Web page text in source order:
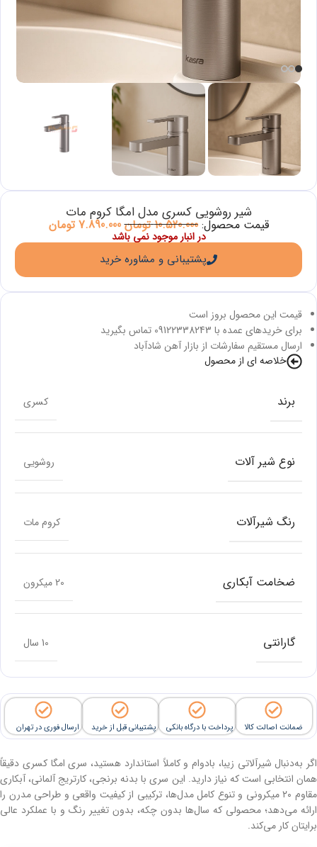
قیمت این محصول بروز است
برای خریدهای عمده با 09122338243 تماس بگیرید
ارسال مستقیم سفارشات از بازار آهن شادآباد
خلاصه ای از محصول
برند کسری
نوع شیر آلات روشویی
رنگ شیرآلات کروم مات
ضخامت آبکاری 20 میکرون
گارانتی 10 سال
شیر روشویی کسری مدل امگا کروم مات
قیمت محصول:10.520.000 تومان 7.890.000 تومان
در انبار موجود نمی باشد
پشتیبانی و مشاوره خرید
ضمانت اصالت کالا پرداخت با درگاه بانکی پشتیبانی قبل از خرید ارسال فوری در تهران
اگر به‌دنبال شیرآلاتی زیبا، بادوام و کاملاً استاندارد هستید، سری امگا کسری دقیقاً
همان انتخابی است که نیاز دارید. این سری با بدنه برنجی، کارتریج آلمانی، آبکاری
مقاوم ۲۰ میکرونی و تنوع کامل مدل‌ها، ترکیبی از کیفیت واقعی و طراحی مدرن را
ارائه می‌دهد؛ محصولی که سال‌ها بدون چکه، بدون تغییر رنگ و با عملکرد عالی
برایتان کار می‌کند.